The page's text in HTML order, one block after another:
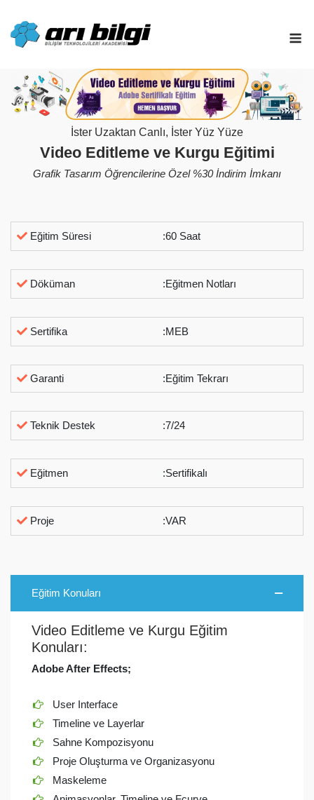
content
İster Uzaktan Canlı, İster Yüz Yüze
Video Editleme ve Kurgu Eğitimi
Grafik Tasarım Öğrencilerine Özel %30 İndirim İmkanı
Eğitim Süresi :60 Saat
Döküman :Eğitmen Notları
Sertifika :MEB
Garanti :Eğitim Tekrarı
Teknik Destek :7/24
Eğitmen :Sertifikalı
Proje :VAR
Eğitim Konuları
Video Editleme ve Kurgu Eğitim
Konuları:
Adobe After Effects;
User Interface
Timeline ve Layerlar
Sahne Kompozisyonu
Proje Oluşturma ve Organizasyonu
Maskeleme